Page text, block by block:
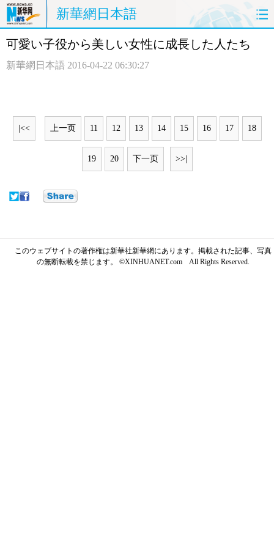
新華網日本語
ホームページ 政治 経済
中日対訳
可愛い子役から美しい女性に成長した人たち
新華網日本語 2016-04-22 06:30:27
|<< 上一页 11 12 13 14 15 16 17 18
19 20 下一页 >>|
このウェブサイトの著作権は新華社新華網にあります。掲載された記事、写真
の無断転載を禁じます。 ©XINHUANET.com All Rights Reserved.